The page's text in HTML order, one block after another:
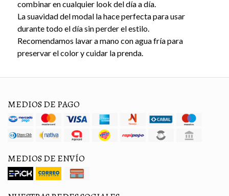
combinar en cualquier look del día a día.
La suavidad del modal la hace perfecta para usar
durante todo el día sin perder el estilo.
Recomendamos lavar a mano con agua fría para
preservar el color y cuidar la prenda.
MEDIOS DE PAGO
MEDIOS DE ENVÍO